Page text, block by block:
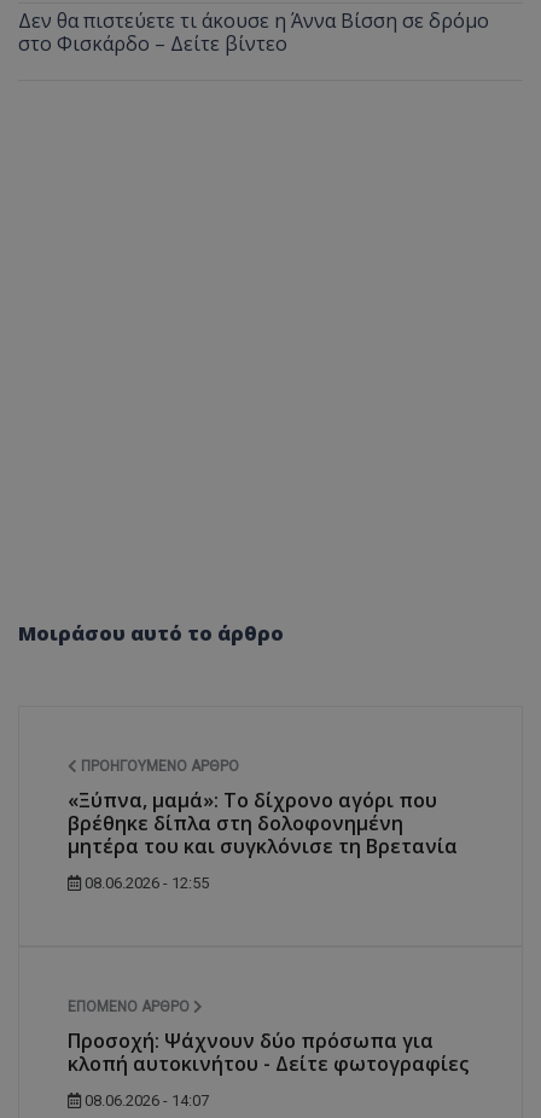
Δεν θα πιστεύετε τι άκουσε η Άννα Βίσση σε δρόμο
στο Φισκάρδο – Δείτε βίντεο
Μοιράσου αυτό το άρθρο
ΠΡΟΗΓΟΎΜΕΝΟ ΆΡΘΡΟ
«Ξύπνα, μαμά»: Το δίχρονο αγόρι που
βρέθηκε δίπλα στη δολοφονημένη
μητέρα του και συγκλόνισε τη Βρετανία
08.06.2026 - 12:55
ΕΠΌΜΕΝΟ ΆΡΘΡΟ
Προσοχή: Ψάχνουν δύο πρόσωπα για
κλοπή αυτοκινήτου - Δείτε φωτογραφίες
08.06.2026 - 14:07